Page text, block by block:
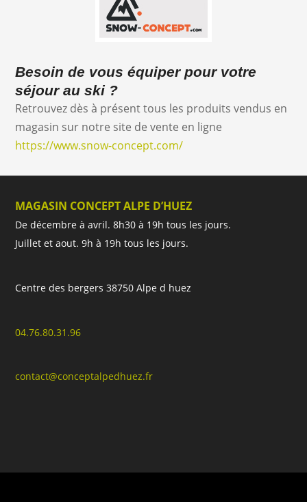
Besoin de vous équiper pour votre
séjour au ski ?
Retrouvez dès à présent tous les produits vendus en
magasin sur notre site de vente en ligne
https://www.snow-concept.com/
MAGASIN CONCEPT ALPE D’HUEZ
De décembre à avril. 8h30 à 19h tous les jours.
Juillet et aout. 9h à 19h tous les jours.
Centre des bergers 38750 Alpe d huez
04.76.80.31.96
contact@conceptalpedhuez.fr